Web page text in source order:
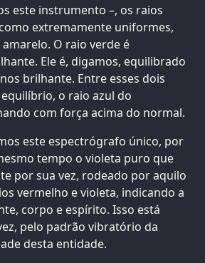
este instrumento –, os raios
extremamente uniformes,
O raio verde é
Ele é, digamos, equilibrado
brilhante. Entre esses dois
o raio azul do
com força acima do normal.
este espectrógrafo único, por
tempo o violeta puro que
por sua vez, rodeado por aquilo
vermelho e violeta, indicando a
corpo e espírito. Isso está
pelo padrão vibratório da
desta entidade.